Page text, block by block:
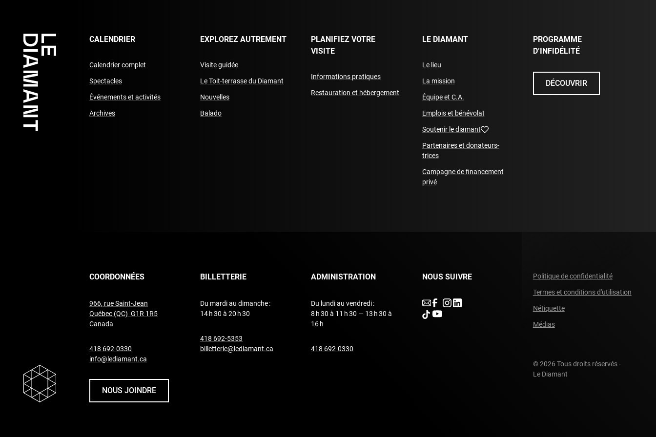
CALENDRIER
Calendrier complet
Spectacles
Événements et activités
Archives
EXPLOREZ AUTREMENT
Visite guidée
Le Toit-terrasse du Diamant
Nouvelles
Balado
PLANIFIEZ VOTRE
VISITE
Informations pratiques
Restauration et hébergement
LE DIAMANT
Le lieu
La mission
Équipe et C.A.
Emplois et bénévolat
Soutenir le diamant
Partenaires et donateurs-
trices
Campagne de financement
privé
PROGRAMME
D’INFIDÉLITÉ
DÉCOUVRIR
COORDONNÉES
966, rue Saint-Jean
Québec (QC) G1R 1R5
Canada
418 692-0330
info@lediamant.ca
NOUS JOINDRE
BILLETTERIE
Du mardi au dimanche :
14 h 30 à 20 h 30
418 692-5353
billetterie@lediamant.ca
ADMINISTRATION
Du lundi au vendredi :
8 h 30 à 11 h 30 — 13 h 30 à
16 h
418 692-0330
NOUS SUIVRE
undefined
undefined
undefined
undefined
undefined
Politique de confidentialité
Termes et conditions d'utilisation
Nétiquette
Médias
© 2026 Tous droits réservés -
Le Diamant